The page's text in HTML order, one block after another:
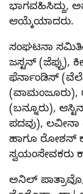
ಭಾಗವಹಿಸಿದ್ದು,
ಆಯ್ಕೆಯಾದರು.
ಸಂಘಟನಾ
ಜಸ್ಟನ್
ಫೆರ್ನಾಂಡಿಸ್
(ವಾಮಂಜೂರು),
(ಬನ್ನೂರು),
ಪದವು),
ಹಾಗೂ ರೋಶನ್
ಸ್ವಯಂಸೇವಕರು
ಅನಿಲ್ ಪಾತ್ರಾವೊ,